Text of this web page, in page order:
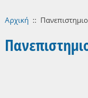
Αρχική ::